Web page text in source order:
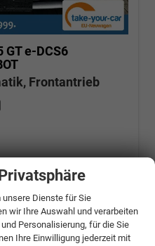
GT e-DCS6
Frontantrieb
unsere Dienste für Sie
wir Ihre Auswahl und verarbeiten
Personalisierung, für die Sie
Ihre Einwilligung jederzeit mit